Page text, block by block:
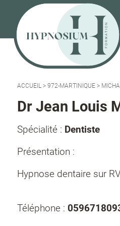
ACCUEIL > 972-MARTINIQUE >
Dr Jean Louis
Spécialité : Dentiste
Présentation :
Hypnose dentaire sur
Téléphone :